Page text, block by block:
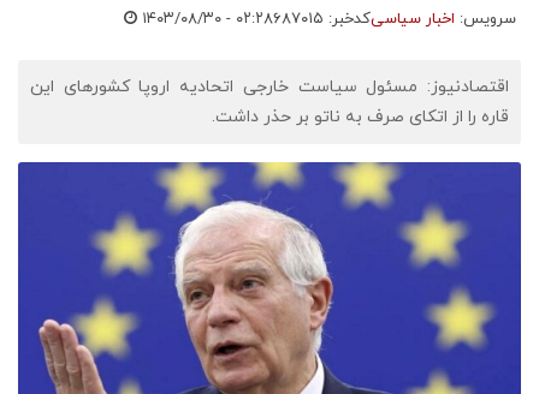
سرویس: اخبار سیاسیکدخبر: ۶۸۷۰۱۵ ۱۴۰۳/۰۸/۳۰ - ۰۲:۲۸
اقتصادنیوز: مسئول سیاست خارجی اتحادیه اروپا کشورهای این
قاره را از اتکای صرف به ناتو بر حذر داشت.